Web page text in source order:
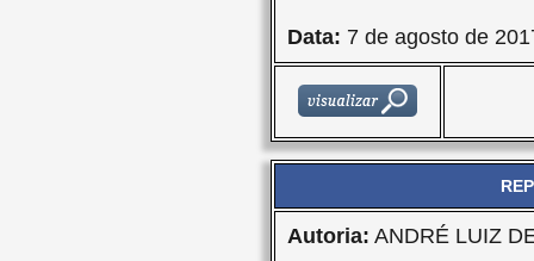
Data: 7 de agosto de
Autoria: ANDRÉ LUIZ